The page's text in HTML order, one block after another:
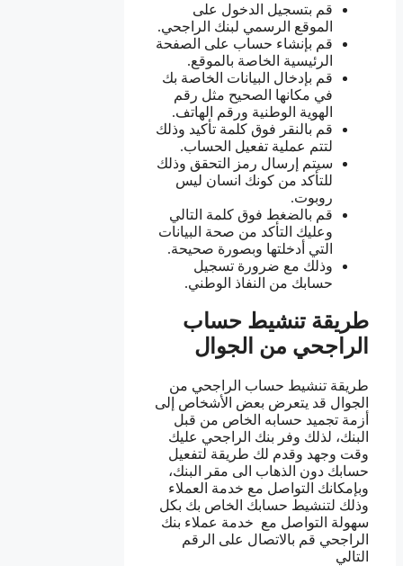
قم بتسجيل الدخول على
الموقع الرسمي لبنك الراجحي.
قم بإنشاء حساب على الصفحة
الرئيسية الخاصة بالموقع.
قم بإدخال البيانات الخاصة بك
في مكانها الصحيح مثل رقم
الهوية الوطنية ورقم الهاتف.
قم بالنقر فوق كلمة تأكيد وذلك
لتتم عملية تفعيل الحساب.
سيتم إرسال رمز التحقق وذلك
للتأكد من كونك انسان ليس
روبوت.
قم بالضغط فوق كلمة التالي
وعليك التأكد من صحة البيانات
التي أدخلتها وبصورة صحيحة.
وذلك مع ضرورة تسجيل
حسابك من النفاذ الوطني.
طريقة تنشيط حساب
الراجحي من الجوال
طريقة تنشيط حساب الراجحي من
الجوال قد يتعرض بعض الأشخاص إلى
أزمة تجميد حسابه الخاص من قبل
البنك، لذلك وفر بنك الراجحي عليك
وقت وجهد وقدم لك طريقة لتفعيل
حسابك دون الذهاب الى مقر البنك،
وبإمكانك التواصل مع خدمة العملاء
وذلك لتنشيط حسابك الخاص بك بكل
سهولة التواصل مع خدمة عملاء بنك
الراجحي قم بالاتصال على الرقم
التالي